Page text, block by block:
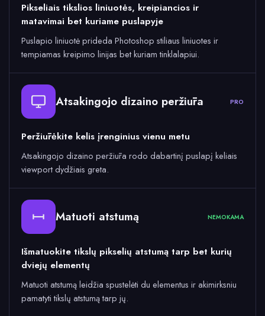
Pikseliais tikslios liniuotės, kreipiancios ir
matavimai bet kuriame puslapyje
Puslapio liniuotė prideda Photoshop stiliaus liniuotes ir
tempiamas kreipimo linijas bet kuriam tinklalapiui.
Atsakingojo dizaino peržiūra PRO
Peržiūrėkite kelis įrenginius vienu metu
Atsakingojo dizaino peržiūra rodo dabartinį puslapį keliais
viewport dydžiais greta.
Matuoti atstumą NEMOKAMA
Išmatuokite tikslų pikselių atstumą tarp bet kurių
dviejų elementų
Matuoti atstumą leidžia spustelėti du elementus ir akimirksniu
pamatyti tikslų atstumą tarp jų.